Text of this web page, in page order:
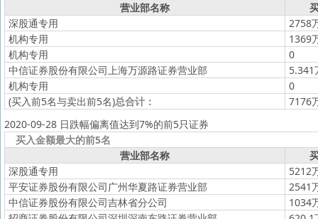
营业部名称
深股通专用
2758
机构专用
1369
机构专用
0
中信证券股份有限公司上海万源路证券营业部
5.341
机构专用
0
(买入前5名与卖出前5名)总合计：
7176
2020-09-28 日跌幅偏离值达到7%的前5只证券
买入金额最大的前5名
营业部名称
深股通专用
5212
平安证券股份有限公司广州华夏路证券营业部
2541
中信证券股份有限公司吉林省分公司
1034